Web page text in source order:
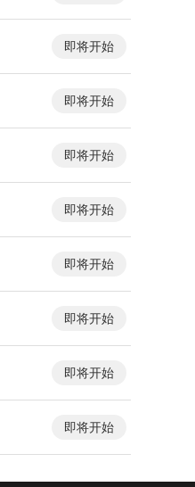
即将开始
即将开始
即将开始
即将开始
即将开始
即将开始
即将开始
即将开始